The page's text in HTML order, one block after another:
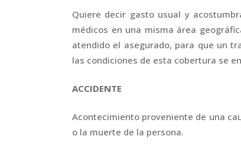
Quiere decir gasto usual y
médicos en una misma área
atendido el asegurado, para que un
las condiciones de esta cobertura se
ACCIDENTE
Acontecimiento proveniente de una
o la muerte de la persona.